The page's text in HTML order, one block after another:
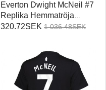
Everton Dwight McNeil #7
Replika Hemmatröja
Damer 2025-26 Kortärmad
320.72SEK 1 036.48SEK